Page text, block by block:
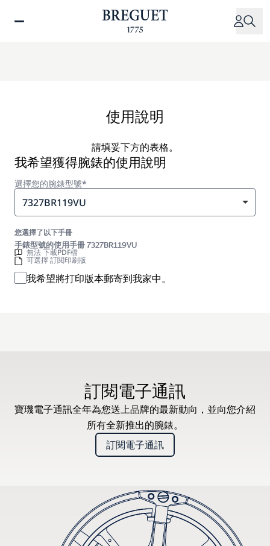
使用說明
請填妥下方的表格。
我希望獲得腕錶的使用說明
選擇您的腕錶型號*
7327BR119VU
您選擇了以下手冊
手錶型號的使用手冊 7327BR119VU
無法 下載PDF檔
可選擇 訂閱印刷版
我希望將打印版本郵寄到我家中。
訂閱電子通訊
寶璣電子通訊全年為您送上品牌的最新動向，並向您介紹
所有全新推出的腕錶。
訂閱電子通訊